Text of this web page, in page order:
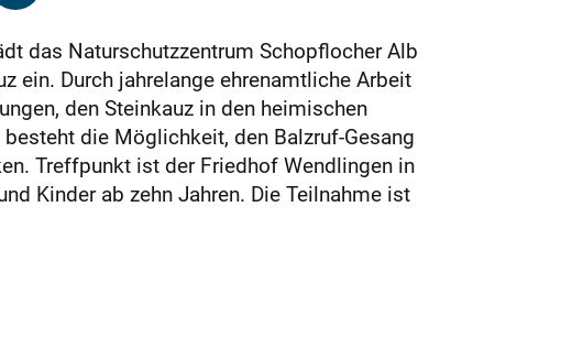
das Naturschutzzentrum Schopflocher Alb
ein. Durch jahrelange ehrenamtliche Arbeit
den Steinkauz in den heimischen
die Möglichkeit, den Balzruf-Gesang
Treffpunkt ist der Friedhof Wendlingen in
Kinder ab zehn Jahren. Die Teilnahme ist